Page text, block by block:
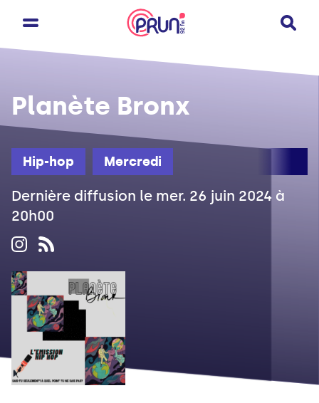
Hip-hop Mercredi
Planète Bronx
Dernière diffusion le mer. 26 juin 2024 à
20h00